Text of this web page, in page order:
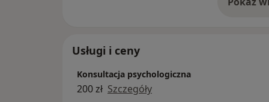
o
Usługi i ceny
Konsultacja psychologiczna
200 zł Szczegóły